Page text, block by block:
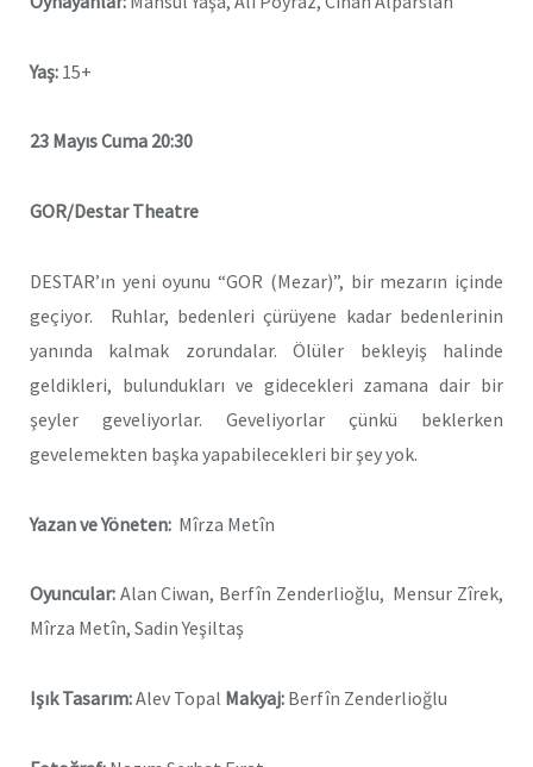
Yaş: 15+
23 Mayıs Cuma 20:30
GOR/Destar Theatre
DESTAR’ın yeni oyunu “GOR (Mezar)”, bir mezarın içinde
geçiyor. Ruhlar, bedenleri çürüyene kadar bedenlerinin
yanında kalmak zorundalar. Ölüler bekleyiş halinde
geldikleri, bulundukları ve gidecekleri zamana dair bir
şeyler geveliyorlar. Geveliyorlar çünkü beklerken
gevelemekten başka yapabilecekleri bir şey yok.
Yazan ve Yöneten: Mîrza Metîn
Oyuncular: Alan Ciwan, Berfîn Zenderlioğlu, Mensur Zîrek,
Mîrza Metîn, Sadin Yeşiltaş
Işık Tasarım:Alev Topal Makyaj: Berfîn Zenderlioğlu